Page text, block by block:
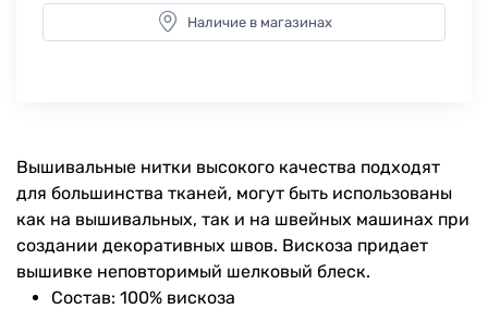
Наличие в магазинах
Вышивальные нитки высокого качества подходят
для большинства тканей, могут быть использованы
как на вышивальных, так и на швейных машинах при
создании декоративных швов. Вискоза придает
вышивке неповторимый шелковый блеск.
Состав: 100% вискоза